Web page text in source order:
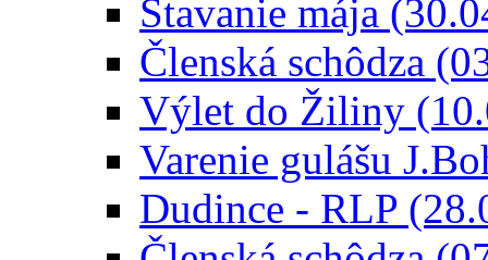
Stavanie mája
Členská schôdza
Výlet do Žiliny
Varenie gulášu
Dudince - RLP